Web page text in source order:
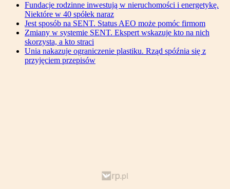
Fundacje rodzinne inwestują w nieruchomości i energetykę.
Niektóre w 40 spółek naraz
Jest sposób na SENT. Status AEO może pomóc firmom
Zmiany w systemie SENT. Ekspert wskazuje kto na nich
skorzysta, a kto straci
Unia nakazuje ograniczenie plastiku. Rząd spóźnia się z
przyjęciem przepisów